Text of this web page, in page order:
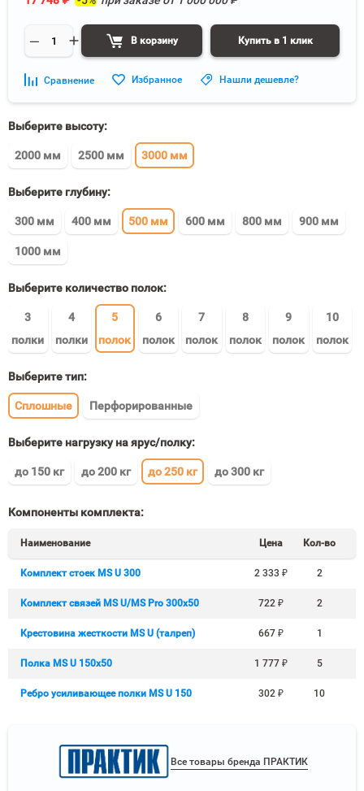
В корзину Купить в 1 клик
Сравнение Избранное Нашли дешевле?
Выберите высоту:
2000 мм 2500 мм 3000 мм
Выберите глубину:
300 мм 400 мм 500 мм 600 мм 800 мм 900 мм
1000 мм
Выберите количество полок:
3
полки
4
полки
5
полок
6
полок
7
полок
8
полок
9
полок
10
полок
Выберите тип:
Сплошные Перфорированные
Выберите нагрузку на ярус/полку:
до 150 кг до 200 кг до 250 кг до 300 кг
Компоненты комплекта:
Наименование Цена Кол-во
Комплект стоек MS U 300 2 333 ₽ 2
Комплект связей MS U/MS Pro 300x50 722 ₽ 2
Крестовина жесткости MS U (талреп) 667 ₽ 1
Полка MS U 150х50 1 777 ₽ 5
Ребро усиливающее полки MS U 150 302 ₽ 10
Все товары бренда ПРАКТИК